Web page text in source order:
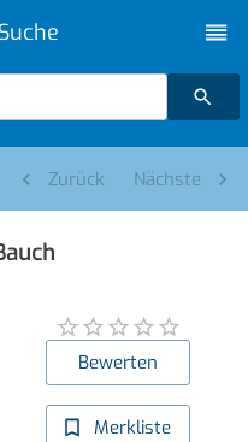
Zurück Nächste
Bewerten
Merkliste